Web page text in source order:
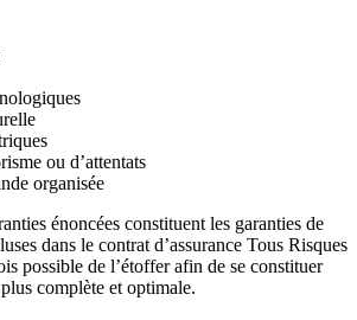
ou d’attentats
organisée
énoncées constituent les garanties de
dans le contrat d’assurance Tous Risques
possible de l’étoffer afin de se constituer
complète et optimale.